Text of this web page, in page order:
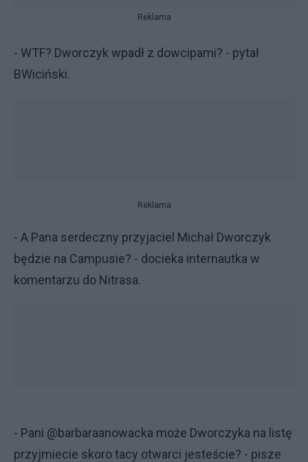
Reklama
- WTF? Dworczyk wpadł z dowcipami? - pytał
BWiciński.
Reklama
- A Pana serdeczny przyjaciel Michał Dworczyk
będzie na Campusie? - docieka internautka w
komentarzu do Nitrasa.
- Pani @barbaraanowacka może Dworczyka na listę
przyjmiecie skoro tacy otwarci jesteście? - pisze